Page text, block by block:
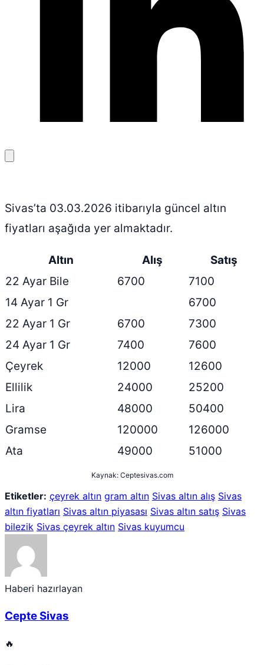
kopyala
Sivas’ta 03.03.2026 itibarıyla güncel altın
fiyatları aşağıda yer almaktadır.
Altın Alış
Satış
22 Ayar Bile
6700
7100
14 Ayar 1 Gr
6700
22 Ayar 1 Gr
6700
7300
24 Ayar 1 Gr
7400
7600
Çeyrek
12000
12600
Ellilik
24000
25200
Lira
48000
50400
Gramse
120000
126000
Ata
49000 51000
Kaynak: Ceptesivas.com
Etiketler: çeyrek altın gram altın Sivas altın alış Sivas
altın fiyatları Sivas altın piyasası Sivas altın satış Sivas
bilezik Sivas çeyrek altın Sivas kuyumcu
Haberi hazırlayan
Cepte Sivas
🔥